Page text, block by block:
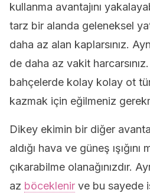
kullanma avantajını
tarz bir alanda geleneksel
daha az alan kaplarsınız.
de daha az vakit
bahçelerde kolay kolay ot
kazmak için eğilmeniz
Dikey ekimin bir diğer
aldığı hava ve güneş ışığını
çıkarabilme olanağınızdır.
az böceklenir ve bu sayede